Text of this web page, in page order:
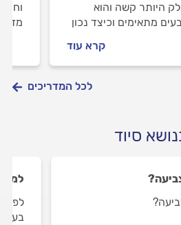
היותר קשה והוא
מתאימים וכיצד נכון
קרא עוד
לכל המדריכים
סיוד
למה
לפני
בעל